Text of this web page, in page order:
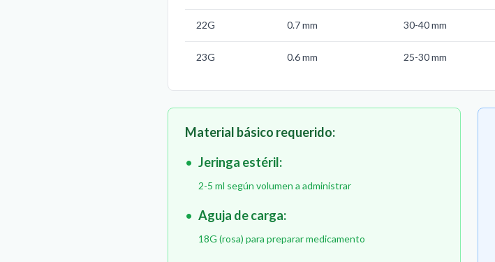
22G 0.7 mm 30-40 mm
23G 0.6 mm 25-30 mm
Material básico requerido:
• Jeringa estéril:
2-5 ml según volumen a administrar
• Aguja de carga:
18G (rosa) para preparar medicamento